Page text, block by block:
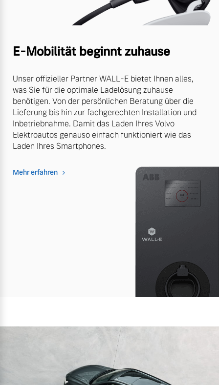
E-Mobilität beginnt zuhause
Unser offizieller Partner WALL-E bietet Ihnen alles,
was Sie für die optimale Ladelösung zuhause
benötigen. Von der persönlichen Beratung über die
Lieferung bis hin zur fachgerechten Installation und
Inbetriebnahme. Damit das Laden Ihres Volvo
Elektroautos genauso einfach funktioniert wie das
Laden Ihres Smartphones.
Mehr erfahren